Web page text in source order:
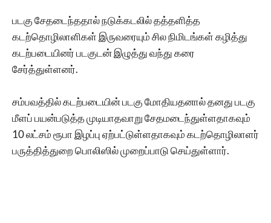
படகு சேதடைந்ததால் நடுக்கடலில் தத்தளித்த
கடற்தொழிலாளிகள் இருவரையும் சில நிமிடங்கள் கழித்து
கடற்படையினர் படகுடன் இழுத்து வந்து கரை
சேர்த்துள்ளனர்.
சம்பவத்தில் கடற்படையின் படகு மோதியதனால் தனது படகு
மீளப் பயன்படுத்த முடியாதவாறு சேதமடைந்துள்ளதாகவும்
10 லட்சம் ரூபா இழப்பு ஏற்பட்டுள்ளதாகவும் கடற்தொழிலாளர்
பருத்தித்துறை பொலிஸில் முறைப்பாடு செய்துள்ளார்.